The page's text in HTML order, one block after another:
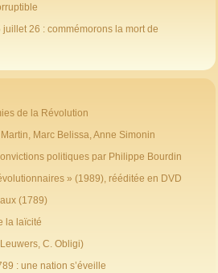
26 : commémorons la mort de
de la Révolution
Marc Belissa, Anne Simonin
politiques par Philippe Bourdin
» (1989), rééditée en DVD
(1789)
la laïcité
C. Obligi)
: une nation s’éveille